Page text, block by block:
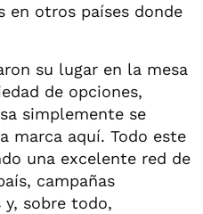
en otros países donde
su lugar en la mesa
de opciones,
simplemente se
marca aquí. Todo este
una excelente red de
campañas
sobre todo,